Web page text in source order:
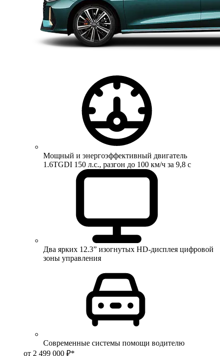
Мощный и энергоэффективный двигатель
1.6TGDI 150 л.с., разгон до 100 км/ч за 9,8 с
Два ярких 12.3” изогнутых HD-дисплея цифровой
зоны управления
Современные системы помощи водителю
от 2 499 000 ₽*